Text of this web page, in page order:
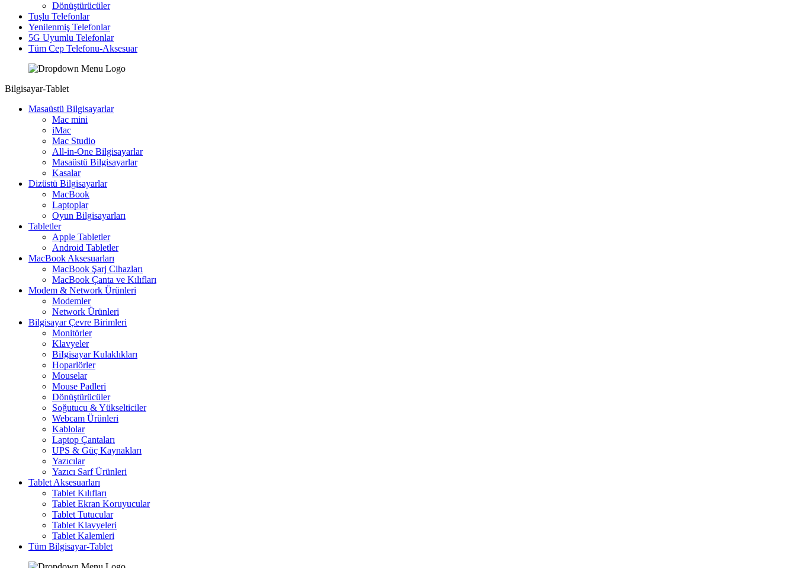
Dönüştürücüler
Tuşlu Telefonlar
Yenilenmiş Telefonlar
5G Uyumlu Telefonlar
Tüm Cep Telefonu-Aksesuar
Bilgisayar-Tablet
Masaüstü Bilgisayarlar
Mac mini
iMac
Mac Studio
All-in-One Bilgisayarlar
Masaüstü Bilgisayarlar
Kasalar
Dizüstü Bilgisayarlar
MacBook
Laptoplar
Oyun Bilgisayarları
Tabletler
Apple Tabletler
Android Tabletler
MacBook Aksesuarları
MacBook Şarj Cihazları
MacBook Çanta ve Kılıfları
Modem & Network Ürünleri
Modemler
Network Ürünleri
Bilgisayar Çevre Birimleri
Monitörler
Klavyeler
BiIgisayar Kulaklıkları
Hoparlörler
Mouselar
Mouse Padleri
Dönüştürücüler
Soğutucu & Yükselticiler
Webcam Ürünleri
Kablolar
Laptop Çantaları
UPS & Güç Kaynakları
Yazıcılar
Yazıcı Sarf Ürünleri
Tablet Aksesuarları
Tablet Kılıfları
Tablet Ekran Koruyucular
Tablet Tutucular
Tablet Klavyeleri
Tablet Kalemleri
Tüm Bilgisayar-Tablet